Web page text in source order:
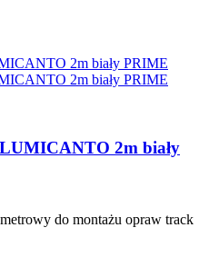
2m biały
do montażu opraw track